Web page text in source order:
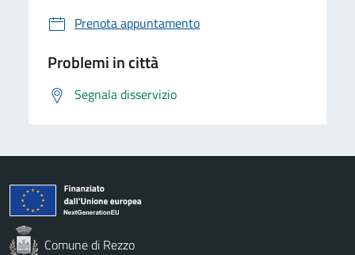
Prenota appuntamento
Problemi in città
Segnala disservizio
Comune di Rezzo